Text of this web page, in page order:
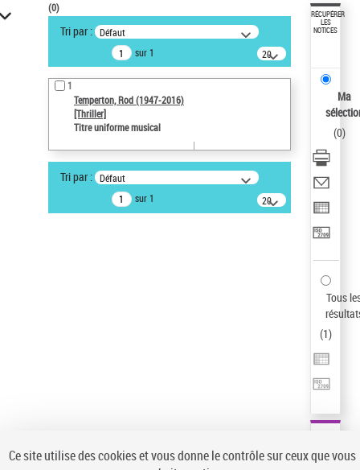
VOTRE RECHERCHE
Recherche avancée dans les
notices d’autorité
Œuvres liées à l'auteur :
Temperton, Rod (1947-2016)
Auteur d’œuvre
Statut de la notice d’autorité
Notice élémentaire
Type de notice d'autorité
(0)
Tri par : Défaut
sur 1
20
résultats/page
1
Temperton, Rod (1947-2016)
[Thriller]
Titre uniforme musical
Tri par : Défaut
sur 1
20
résultats/page
RÉCUPÉRER
LES
NOTICES
Ma
(0)
Tous
(1)
Ce site utilise des cookies et vous donne le contrôle sur ceux que vous